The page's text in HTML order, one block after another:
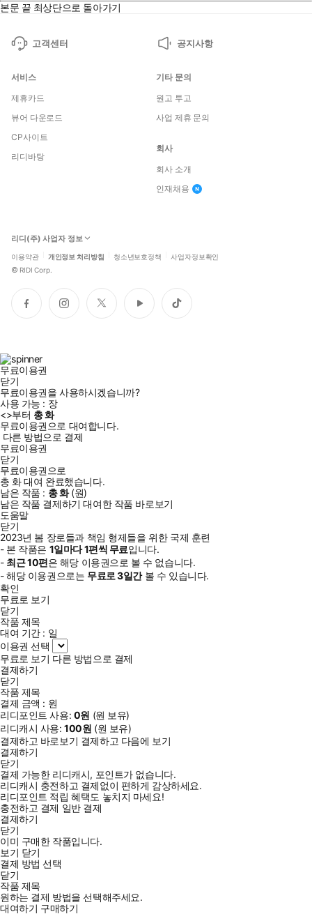
본문 끝 최상단으로 돌아가기
고객센터 공지사항
서비스
제휴카드
뷰어 다운로드
CP사이트
리디바탕
기타 문의
원고 투고
사업 제휴 문의
회사
회사 소개
인재채용
리디(주) 사업자 정보
이용약관 개인정보 처리방침 청소년보호정책 사업자정보확인
© RIDI Corp.
페
이
인
스
트
위
유
튜
틱
톡
무료이용권
닫기
무료이용권을 사용하시겠습니까?
사용 가능 : 장
<>부터 총화
무료이용권으로 대여합니다.
다른 방법으로 결제
무료이용권
닫기
무료이용권으로
총 화대여 완료했습니다.
남은 작품 : 총화(원)
남은 작품 결제하기 대여한 작품 바로보기
도움말
닫기
2023년 봄 장로들과 책임 형제들을 위한 국제 훈련
- 본 작품은 1일마다1편씩 무료입니다.
- 최근10편은 해당 이용권으로 볼 수 없습니다.
- 해당 이용권으로는 무료로3일간볼 수 있습니다.
확인
무료로 보기
닫기
작품 제목
대여 기간 : 일
이용권 선택
무료로 보기 다른 방법으로 결제
결제하기
닫기
작품 제목
결제 금액 : 원
리디포인트 사용: 0원 (원 보유)
리디캐시 사용:100원 (원 보유)
결제하고 바로보기 결제하고 다음에 보기
결제하기
닫기
결제 가능한 리디캐시, 포인트가 없습니다.
리디캐시 충전하고 결제없이 편하게 감상하세요.
리디포인트 적립 혜택도 놓치지 마세요!
충전하고 결제 일반 결제
결제하기
닫기
이미 구매한 작품입니다.
보기 닫기
결제 방법 선택
닫기
작품 제목
원하는 결제 방법을 선택해주세요.
대여하기 구매하기